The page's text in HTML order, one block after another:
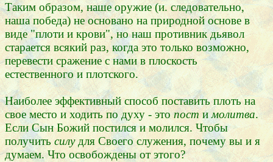
Таким образом, наше оружие (и. следовательно,
наша победа) не основано на природной основе в
виде "плоти и крови", но наш противник дьявол
старается всякий раз, когда это только возможно,
перевести сражение с нами в плоскость
естественного и плотского.
Наиболее эффективный способ поставить плоть на
свое место и ходить по духу - этопостимолитва.
Если Сын Божий постился и молился. Чтобы
получить силудля Своего служения, почему вы и я
думаем. Что освобождены от этого?